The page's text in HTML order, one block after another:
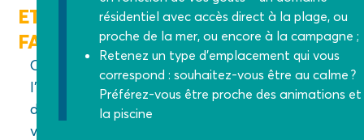
ET
FACILE
Oui,
l’achat
de
votre
résidentiel avec accès direct à la plage, ou
proche de la mer, ou encore à la campagne ;
Retenez un type d’emplacement qui vous
correspond : souhaitez-vous être au calme ?
Préférez-vous être proche des animations et
la piscine